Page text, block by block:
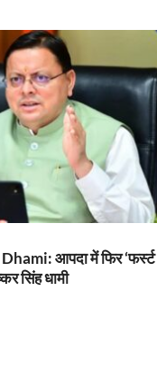
आपदा में फिर ‘फर्स्ट
सिंह धामी